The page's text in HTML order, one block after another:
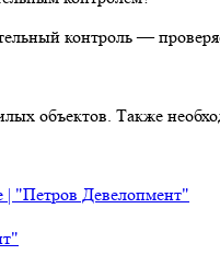
контроль —
объектов. Также
| "Петров Девелопмент"